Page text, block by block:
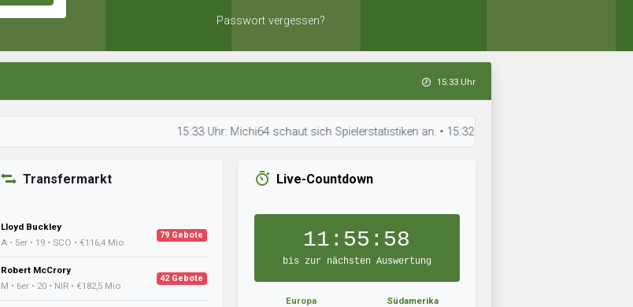
Passwort vergessen?
15:33 Uhr
15:33 Uhr: Michi64 schaut sich Spielerstatistiken an. • 15:32 Uhr: Skagerrak Scorpions arbeitet an
Transfermarkt
Lloyd Buckley
A • 5er • 19 • SCO • €116,4 Mio
79 Gebote
Robert McCrory
M • 6er • 20 • NIR • €182,5 Mio
42 Gebote
Live-Countdown
11:55:57
bis zur nächsten Auswertung
Europa
Südamerika